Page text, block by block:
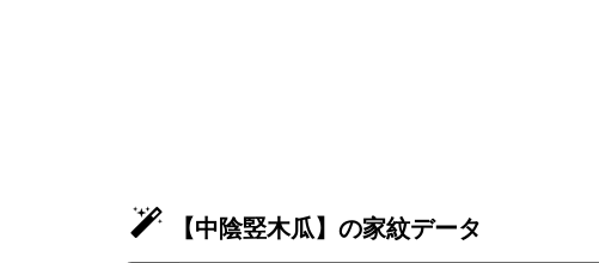
【中陰竪木瓜】の家紋データ